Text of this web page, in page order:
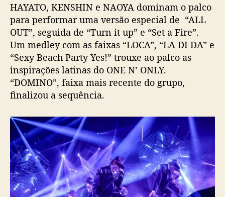
HAYATO, KENSHIN e NAOYA dominam o palco
para performar uma versão especial de “ALL
OUT”, seguida de “Turn it up” e “Set a Fire”.
Um medley com as faixas “LOCA”, “LA DI DA” e
“Sexy Beach Party Yes!” trouxe ao palco as
inspirações latinas do ONE N’ ONLY.
“DOMINO”, faixa mais recente do grupo,
finalizou a sequência.